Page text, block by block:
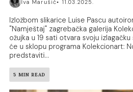
Iva Marušić 11.03.2025.
Izložbom slikarice Luise Pascu
"Namještaj" zagrebačka galerija
ožujka u 19 sati otvara svoju
će u sklopu programa Kolekcionart:
predstaviti...
5 MIN READ